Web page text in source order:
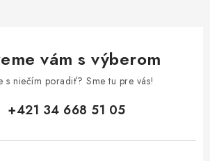
vám s výberom
s niečím poradiť? Sme tu pre vás!
+421 34 668 51 05